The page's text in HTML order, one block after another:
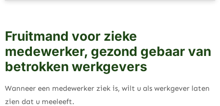
Fruitmand voor zieke
medewerker, gezond gebaar van
betrokken werkgevers
Wanneer een medewerker ziek is, wilt u als werkgever laten
zien dat u meeleeft.